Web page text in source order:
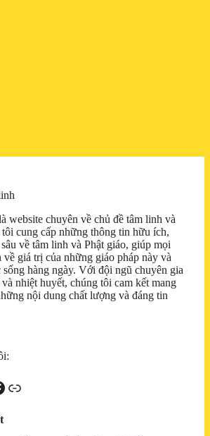
website chuyên về chủ đề tâm linh và
cung cấp những thông tin hữu ích,
về tâm linh và Phật giáo, giúp mọi
giá trị của những giáo pháp này và
sống hàng ngày. Với đội ngũ chuyên gia
nhiệt huyết, chúng tôi cam kết mang
nội dung chất lượng và đáng tin
Liên kết